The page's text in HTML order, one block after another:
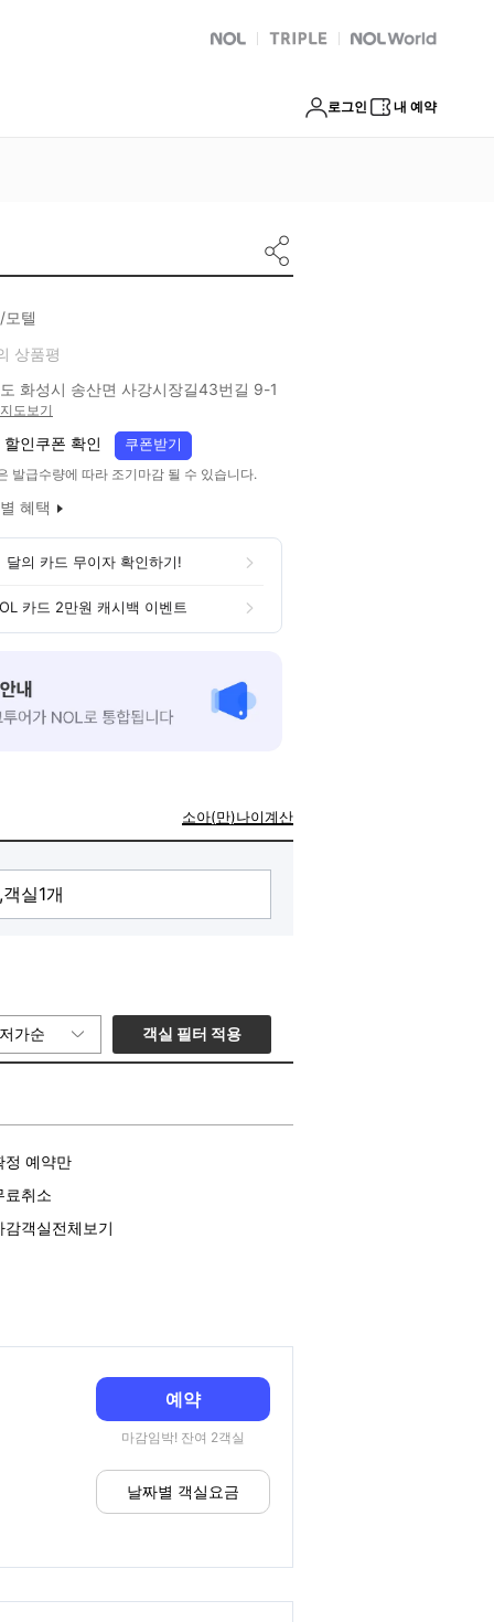
NOL 트리플 Global Interpark
로그인 내 예약
모텔
상품평
화성시 송산면 사강시장길43번길 9-1
지도보기
할인쿠폰 확인 쿠폰받기
발급수량에 따라 조기마감 될 수 있습니다.
혜택
달의 카드 무이자 확인하기!
카드 2만원 캐시백 이벤트
소아(만)나이계산
가순 객실 필터 적용
정 예약만
료취소
감객실전체보기
예약
마감임박! 잔여 2객실
날짜별 객실요금